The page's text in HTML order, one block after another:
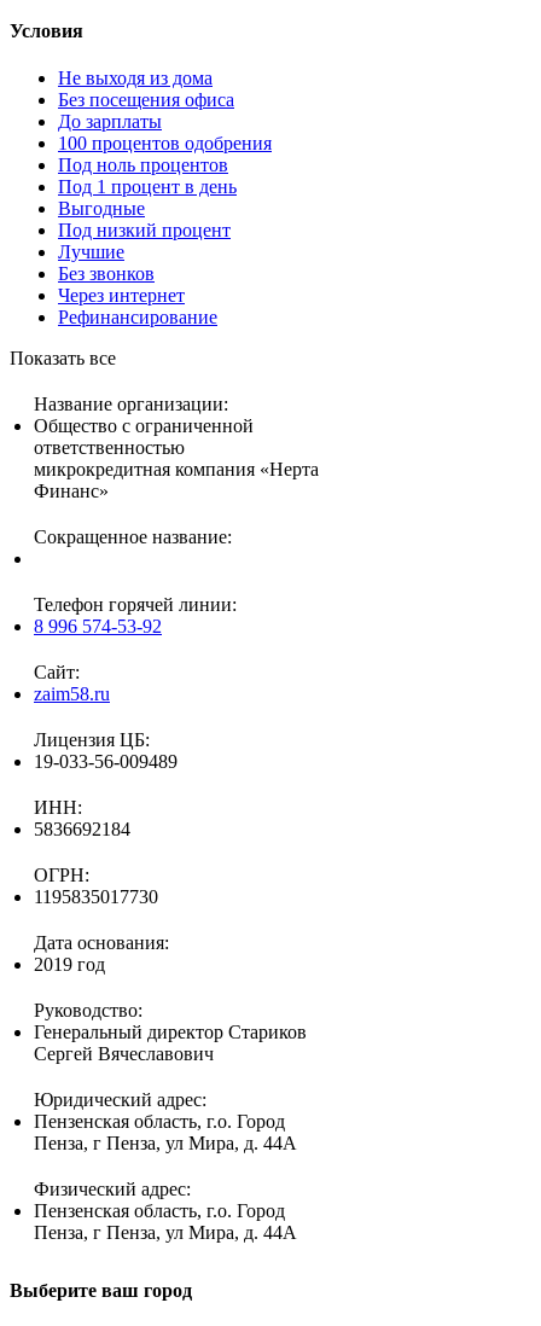
Условия
Не выходя из дома
Без посещения офиса
До зарплаты
100 процентов одобрения
Под ноль процентов
Под 1 процент в день
Выгодные
Под низкий процент
Лучшие
Без звонков
Через интернет
Рефинансирование
Показать все
Название организации:
Общество с ограниченной
ответственностью
микрокредитная компания «Нерта
Финанс»
Сокращенное название:
Телефон горячей линии:
8 996 574-53-92
Сайт:
zaim58.ru
Лицензия ЦБ:
19-033-56-009489
ИНН:
5836692184
ОГРН:
1195835017730
Дата основания:
2019 год
Руководство:
Генеральный директор Стариков
Сергей Вячеславович
Юридический адрес:
Пензенская область, г.о. Город
Пенза, г Пенза, ул Мира, д. 44А
Физический адрес:
Пензенская область, г.о. Город
Пенза, г Пенза, ул Мира, д. 44А
Выберите ваш город